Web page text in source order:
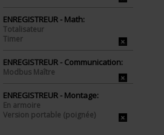
ENREGISTREUR - Math:
Totalisateur
Timer
ENREGISTREUR - Communication:
Modbus Maître
ENREGISTREUR - Montage:
En armoire
Version portable (poignée)